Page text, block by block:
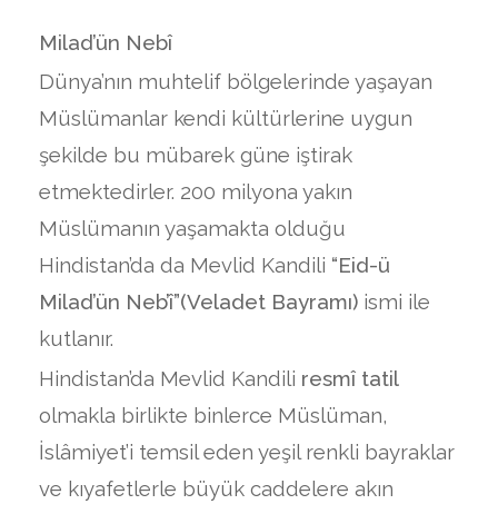
Milad’ün Nebî
Dünya’nın muhtelif bölgelerinde yaşayan
Müslümanlar kendi kültürlerine uygun
şekilde bu mübarek güne iştirak
etmektedirler. 200 milyona yakın
Müslümanın yaşamakta olduğu
Hindistan’da da Mevlid Kandili “Eid-ü
Milad’ün Neb’î”(Veladet Bayramı) ismi ile
kutlanır.
Hindistan’da Mevlid Kandili resmî tatil
olmakla birlikte binlerce Müslüman,
İslâmiyet’i temsil eden yeşil renkli bayraklar
ve kıyafetlerle büyük caddelere akın